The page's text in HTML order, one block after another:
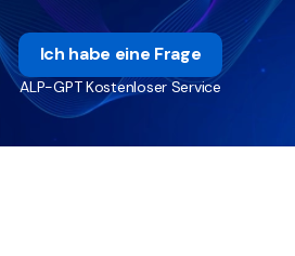
Ich habe eine Frage
ALP-GPT Kostenloser Service